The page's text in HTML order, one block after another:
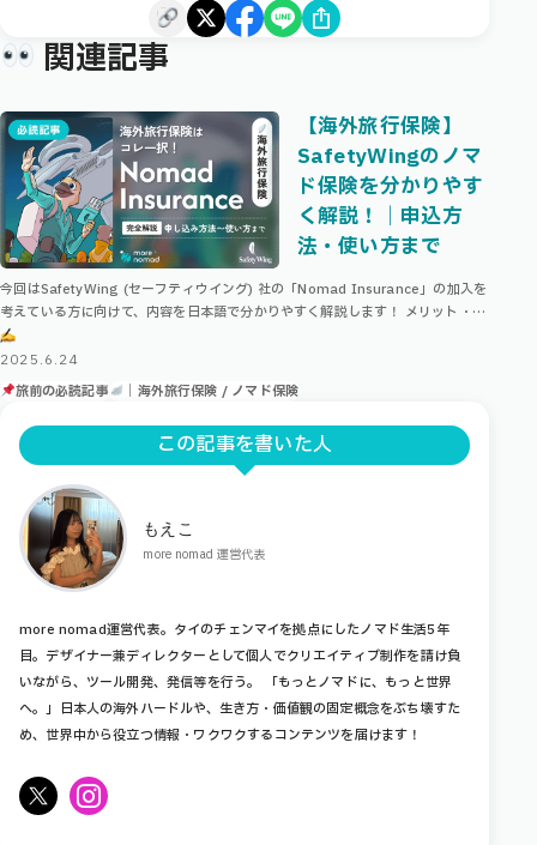
関連記事
【海外旅行保険】
SafetyWingのノマ
ド保険を分かりやす
く解説！｜申込方
法・使い方まで
今回はSafetyWing (セーフティウイング) 社の「Nomad Insurance」の加入を
考えている方に向けて、内容を日本語で分かりやすく解説します！ メリット・デ
メリットや、申込方法、またいざ実際に治療を受けた …
2025.6.24
旅前の必読記事
｜海外旅行保険 / ノマド保険
この記事を書いた人
もえこ
more nomad 運営代表
more nomad運営代表。タイのチェンマイを拠点にしたノマド生活5年
目。デザイナー兼ディレクターとして個人でクリエイティブ制作を請け負
いながら、ツール開発、発信等を行う。 「もっとノマドに、もっと世界
へ。」日本人の海外ハードルや、生き方・価値観の固定概念をぶち壊すた
め、世界中から役立つ情報・ワクワクするコンテンツを届けます！